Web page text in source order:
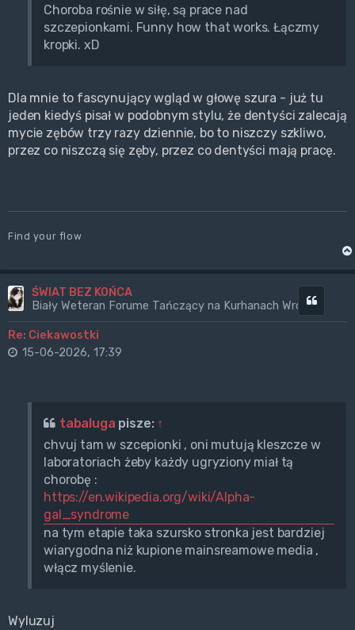
Choroba rośnie w siłę, są prace nad
szczepionkami. Funny how that works. Łączmy
kropki. xD
Dla mnie to fascynujący wgląd w głowę szura - już tu
jeden kiedyś pisał w podobnym stylu, że dentyści zalecają
mycie zębów trzy razy dziennie, bo to niszczy szkliwo,
przez co niszczą się zęby, przez co dentyści mają pracę.
Find your flow
ŚWIAT BEZ KOŃCA
Biały Weteran Forume Tańczący na Kurhanach Wrogów
Re: Ciekawostki
15-06-2026, 17:39
tabaluga pisze: ↑
chvuj tam w szcepionki , oni mutują kleszcze w
laboratoriach żeby każdy ugryziony miał tą
chorobę :
https://en.wikipedia.org/wiki/Alpha-
gal_syndrome
na tym etapie taka szursko stronka jest bardziej
wiarygodna niż kupione mainsreamowe media ,
włącz myślenie.
Wyluzuj